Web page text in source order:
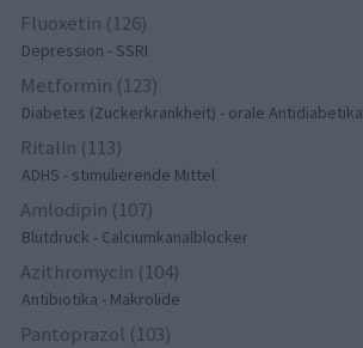
Fluoxetin (126)
Depression - SSRI
Metformin (123)
Diabetes (Zuckerkrankheit) - orale Antidiabetika
Ritalin (113)
ADHS - stimulierende Mittel
Amlodipin (107)
Blutdruck - Calciumkanalblocker
Azithromycin (104)
Antibiotika - Makrolide
Pantoprazol (103)